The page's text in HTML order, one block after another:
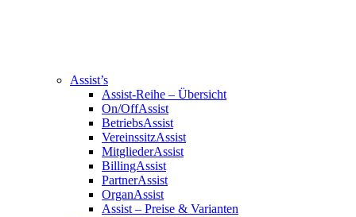
Assist’s
Assist-Reihe – Übersicht
On/OffAssist
BetriebsAssist
VereinssitzAssist
MitgliederAssist
BillingAssist
PartnerAssist
OrganAssist
Assist – Preise & Varianten